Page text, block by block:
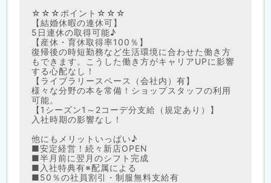
☆☆☆ポイント☆☆☆
【結婚休暇の連休可】
5日連休の取得可能♪
【産休・育休取得率100％】
復帰後の時短勤務など生活環境に合わせた働き方
もできます。こうした働き方がキャリアUPに影響
する心配なし！
【ライブラリースペース（会社内）有】
様々な分野の本を常備！ショップスタッフの利用
可能。
【1シーズン1～2コーデ分支給（規定あり）】
入社時期の影響なし！
他にもメリットいっぱい♪
■安定経営！続々新店OPEN
■半月前に翌月のシフト完成
■入社特典有※配属による
■50％の社員割引・制服無料支給有